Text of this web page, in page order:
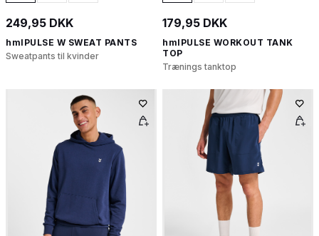
249,95 DKK
hmlPULSE W SWEAT PANTS
Sweatpants til kvinder
179,95 DKK
hmlPULSE WORKOUT TANK
TOP
Trænings tanktop